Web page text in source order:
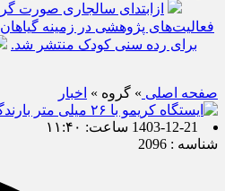
ازابتدای سالجاری صورت گرفت؛ روکش ۴۴۷ کیلومتر
فعالیت‌های پژوهشی در زمینه
برای رده سنی کودک منتشر شد.
صفحه اصلی » گروه » اخبار
1403-12-21 ساعت: ۱۱:۴۰
شناسه : 2096